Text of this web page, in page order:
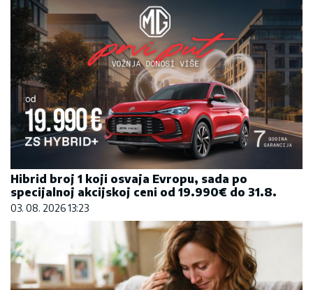
Hibrid broj 1 koji osvaja Evropu, sada po
specijalnoj akcijskoj ceni od 19.990€ do 31.8.
03. 08. 2026 13:23